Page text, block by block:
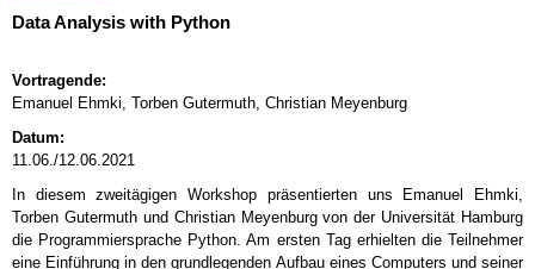
Data Analysis with Python
Vortragende:
Emanuel Ehmki, Torben Gutermuth, Christian Meyenburg
Datum:
11.06./12.06.2021
In diesem zweitägigen Workshop präsentierten uns Emanuel Ehmki,
Torben Gutermuth und Christian Meyenburg von der Universität Hamburg
die Programmiersprache Python. Am ersten Tag erhielten die Teilnehmer
eine Einführung in den grundlegenden Aufbau eines Computers und seiner